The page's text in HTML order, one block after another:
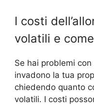
I costi
volatili e
Se hai problemi
invadono la tua
chiedendo quanto
volatili. I costi